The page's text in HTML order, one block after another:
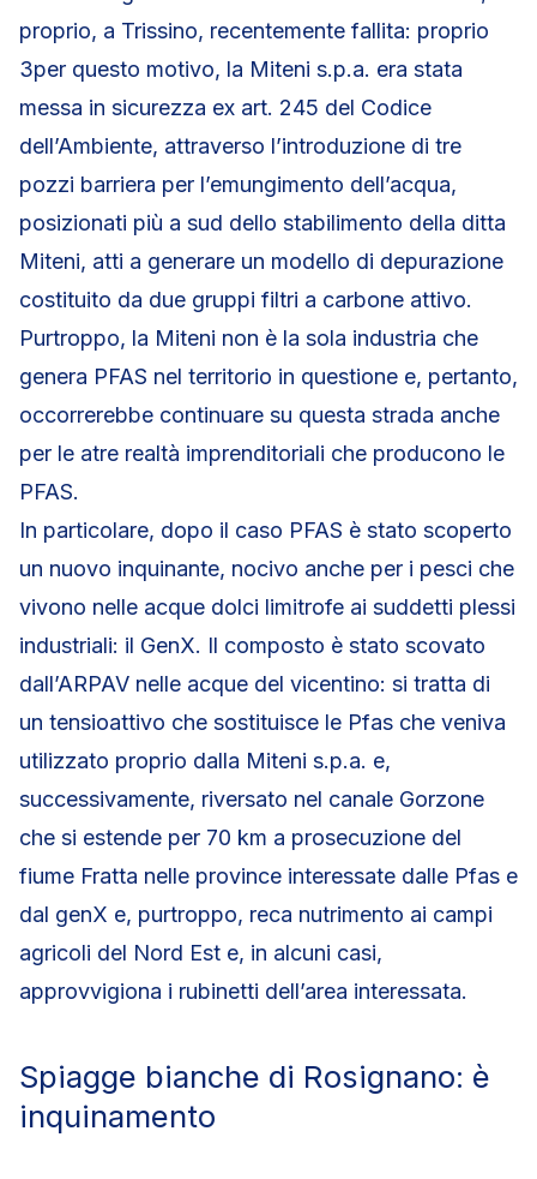
proprio, a Trissino, recentemente fallita: proprio
3per questo motivo, la Miteni s.p.a. era stata
messa in sicurezza ex art. 245 del Codice
dell’Ambiente, attraverso l’introduzione di tre
pozzi barriera per l’emungimento dell’acqua,
posizionati più a sud dello stabilimento della ditta
Miteni, atti a generare un modello di depurazione
costituito da due gruppi filtri a carbone attivo.
Purtroppo, la Miteni non è la sola industria che
genera PFAS nel territorio in questione e, pertanto,
occorrerebbe continuare su questa strada anche
per le atre realtà imprenditoriali che producono le
PFAS.
In particolare, dopo il caso PFAS è stato scoperto
un nuovo inquinante, nocivo anche per i pesci che
vivono nelle acque dolci limitrofe ai suddetti plessi
industriali: il GenX. Il composto è stato scovato
dall’ARPAV nelle acque del vicentino: si tratta di
un tensioattivo che sostituisce le Pfas che veniva
utilizzato proprio dalla Miteni s.p.a. e,
successivamente, riversato nel canale Gorzone
che si estende per 70 km a prosecuzione del
fiume Fratta nelle province interessate dalle Pfas e
dal genX e, purtroppo, reca nutrimento ai campi
agricoli del Nord Est e, in alcuni casi,
approvvigiona i rubinetti dell’area interessata.
Spiagge bianche di Rosignano: è
inquinamento